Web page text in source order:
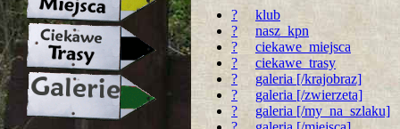
?
klub
?
nasz_kpn
?
ciekawe_miejsca
?
ciekawe_trasy
?
galeria [/krajobraz]
?
galeria [/zwierzeta]
?
galeria [/my_na_szlaku]